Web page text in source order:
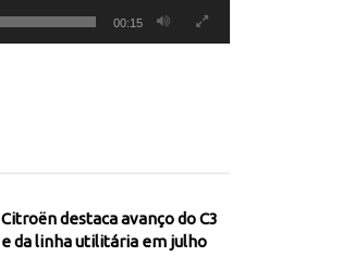
00:15
Citroën destaca avanço do C3
e da linha utilitária em julho